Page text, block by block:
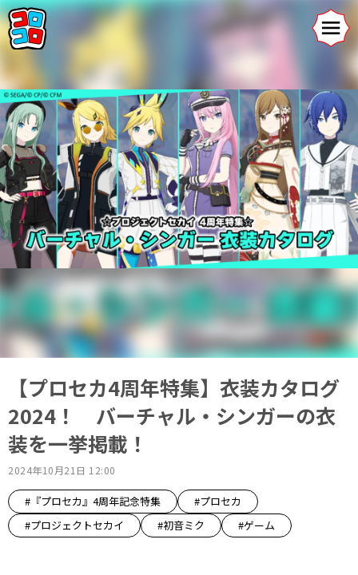
【プロセカ4周年特集】衣装カタログ
2024！ バーチャル・シンガーの衣
装を一挙掲載！
2024年10月21日 12:00
#『プロセカ』4周年記念特集
#プロセカ
#プロジェクトセカイ
#初音ミク #ゲーム